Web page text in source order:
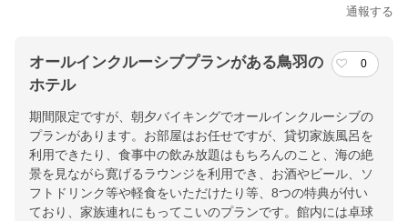
通報する
オールインクルーシブプランがある鳥羽の
ホテル
0
期間限定ですが、朝夕バイキングでオールインクルーシブの
プランがあります。お部屋はお任せですが、貸切家族風呂を
利用できたり、食事中の飲み放題はもちろんのこと、海の絶
景を見ながら寛げるラウンジを利用でき、お酒やビール、ソ
フトドリンク等や軽食をいただけたり等、8つの特典が付い
ており、家族連れにもってこいのプランです。館内には卓球